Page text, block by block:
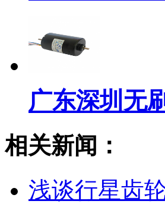
广东深圳无
相关新闻：
浅谈行星齿